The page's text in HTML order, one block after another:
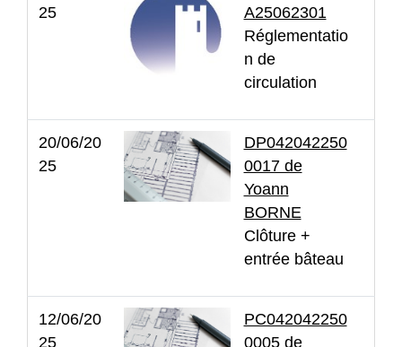
25
A25062301
Réglementatio
n de
circulation
20/06/20
25
DP042042250
0017 de
Yoann
BORNE
Clôture +
entrée bâteau
12/06/20
25
PC042042250
0005 de